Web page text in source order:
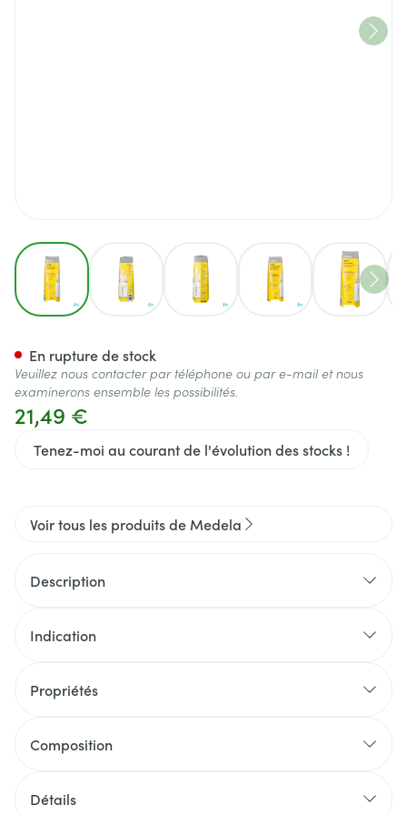
View larger imageView larger imageView larger imageView larger image
View
21,49 €
Tenez-moi au courant de l'évolution des stocks !
En rupture de stock
Veuillez nous contacter par téléphone ou par e-mail et nous
examinerons ensemble les possibilités.
Voir tous les produits de Medela
Description
Indication
Propriétés
d'alimentation Calma™ garantit que le lait ne
à votre bébé de boire, de faire des pauses et de
Composition
Détails